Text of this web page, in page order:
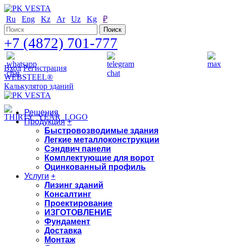
Ru Eng Kz Ar Uz Kg ₽
+7 (4872) 701-777
Вход Регистрация
WEBSTEEL®
Калькулятор зданий
Решения
Продукция +
Быстровозводимые здания
Легкие металлоконструкции
Сэндвич панели
Комплектующие для ворот
Оцинкованный профиль
Услуги +
Лизинг зданий
Консалтинг
Проектирование
ИЗГОТОВЛЕНИЕ
Фундамент
Доставка
Монтаж